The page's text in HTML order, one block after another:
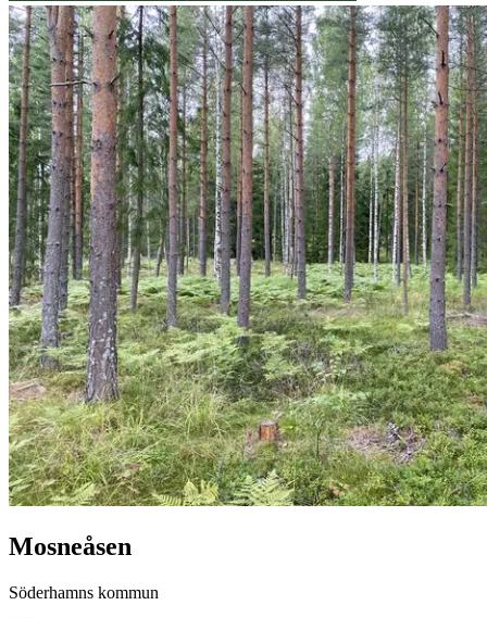
Mosneåsen
Söderhamns kommun